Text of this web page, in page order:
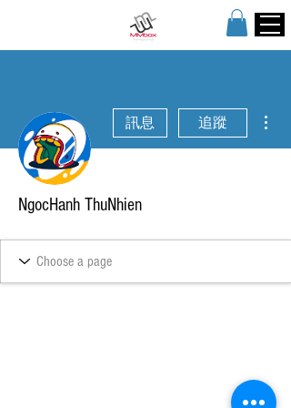
訊息 追蹤
NgocHanh ThuNhien